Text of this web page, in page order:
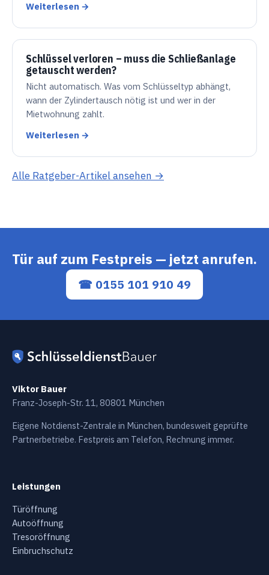
Weiterlesen →
Schlüssel verloren – muss die Schließanlage
getauscht werden?
Nicht automatisch. Was vom Schlüsseltyp abhängt,
wann der Zylindertausch nötig ist und wer in der
Mietwohnung zahlt.
Weiterlesen →
Alle Ratgeber-Artikel ansehen →
Tür auf zum Festpreis — jetzt anrufen.
☎ 0155 101 910 49
Viktor Bauer
Franz-Joseph-Str. 11, 80801 München
Eigene Notdienst-Zentrale in München, bundesweit geprüfte
Partnerbetriebe. Festpreis am Telefon, Rechnung immer.
Leistungen
Türöffnung
Autoöffnung
Tresoröffnung
Einbruchschutz